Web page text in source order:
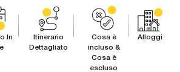
In
Itinerario
Dettagliato
Cosa è
incluso &
Cosa è
escluso
Alloggi